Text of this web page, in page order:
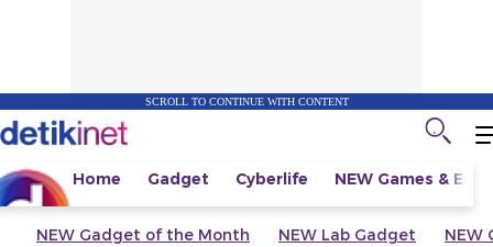
SCROLL TO CONTINUE WITH CONTENT
Home Gadget Cyberlife NEW Games &
NEW Gadget of the Month NEW Lab Gadget NEW